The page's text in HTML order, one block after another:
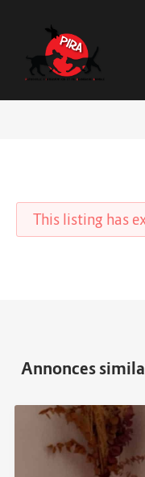
This listing has